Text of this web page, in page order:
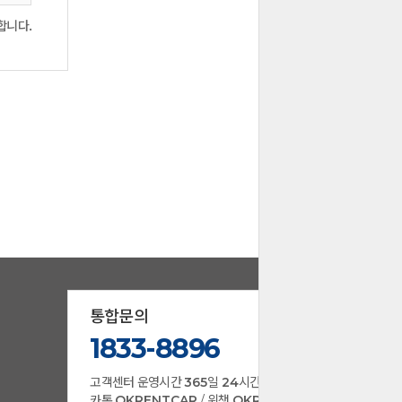
이
게
니다.
통합문의
1833-8896
고객센터 운영시간365일 24시간